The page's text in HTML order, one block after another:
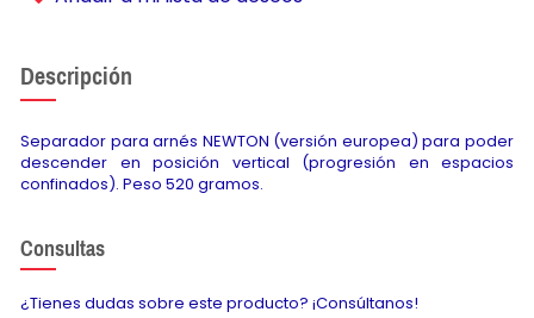
Descripción
Separador para arnés NEWTON (versión europea) para poder
descender en posición vertical (progresión en espacios
confinados). Peso 520 gramos.
Consultas
¿Tienes dudas sobre este producto? ¡Consúltanos!